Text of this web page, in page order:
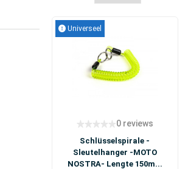
Universeel
0 reviews
Schlüsselspirale -
Sleutelhanger -MOTO
NOSTRA- Lengte 150m...